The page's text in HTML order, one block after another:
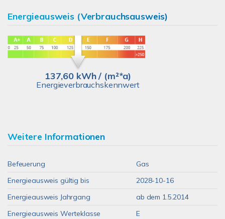
Energieausweis (Verbrauchsausweis)
137,60 kWh / (m²*a)
Energieverbrauchskennwert
Weitere Informationen
Befeuerung
Gas
Energieausweis gültig bis
2028-10-16
Energieausweis Jahrgang
ab dem 1.5.2014
Energieausweis Werteklasse
E